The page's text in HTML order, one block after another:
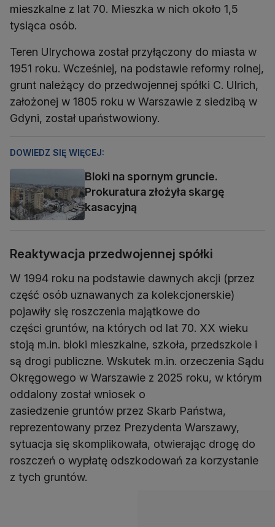
mieszkalne z lat 70. Mieszka w nich około 1,5
tysiąca osób.
Teren Ulrychowa został przyłączony do miasta w
1951 roku. Wcześniej, na podstawie reformy rolnej,
grunt należący do przedwojennej spółki C. Ulrich,
założonej w 1805 roku w Warszawie z siedzibą w
Gdyni, został upaństwowiony.
DOWIEDZ SIĘ WIĘCEJ:
Bloki na spornym gruncie.
Prokuratura złożyła skargę
kasacyjną
Reaktywacja przedwojennej spółki
W 1994 roku na podstawie dawnych akcji (przez
część osób uznawanych za kolekcjonerskie)
pojawiły się roszczenia majątkowe do
części gruntów, na których od lat 70. XX wieku
stoją m.in. bloki mieszkalne, szkoła, przedszkole i
są drogi publiczne. Wskutek m.in. orzeczenia Sądu
Okręgowego w Warszawie z 2025 roku, w którym
oddalony został wniosek o
zasiedzenie gruntów przez Skarb Państwa,
reprezentowany przez Prezydenta Warszawy,
sytuacja się skomplikowała, otwierając drogę do
roszczeń o wypłatę odszkodowań za korzystanie
z tych gruntów.